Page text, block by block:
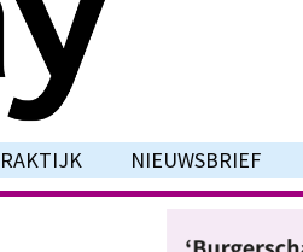
NIEUWSBRIEF